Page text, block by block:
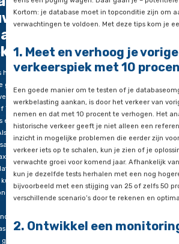
stress
succes. Is
database
voor
het
goud,
Tino
een
trage website? Zelfs één seconde
van 20 procent in conversies. En
eens een poging wagen. Daar gaan
Kortom: je database moet in
verwachtingen te voldoen. Met deze
1. Meet en verhoog je
verkeerspiek met 10
Een goede manier om te testen of je
werkbelasting aankan, is door het
nemen en dat met 10 procent te
historische verkeer geeft je niet
verkeer iets op te schalen, kun je zien